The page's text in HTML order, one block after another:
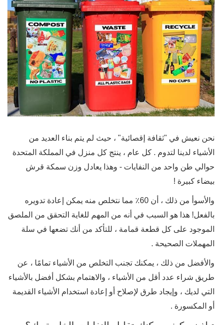
نحن نعيش في "ثقافة إقصائية" ، حيث لم يتم بناء العديد من
الأشياء لدينا لتدوم . كل عام ، ينتج كل منزل في المملكة المتحدة
حوالي طن واحد من النفايات - وهذا يعادل وزن سمكة قرش
بيضاء كبيرة !
والأسوأ من ذلك ، أن 60٪ مما نتخلص منه يمكن إعادة تدويره
بالفعل! هذا هو السبب في أنه من المهم للغاية التحقق من الملصق
الموجود على كل قطعة قمامة ، للتأكد من أنك تضعها في سلة
المهملات الصحيحة .
والأفضل من ذلك ، يمكنك تجنب التخلص من الأشياء تمامًا ، عن
طريق شراء عدد أقل من الأشياء ، والاهتمام بشكل أفضل بالأشياء
التي لديك ، وإيجاد طرق لإصلاح أو إعادة استخدام الأشياء القديمة
أو المكسورة .